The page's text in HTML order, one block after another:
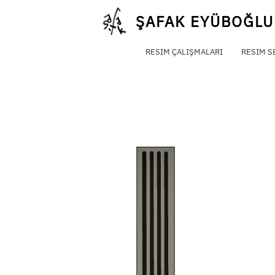
ŞAFAK EYÜBOĞLU
RESIM ÇALIŞMALARI RESIM